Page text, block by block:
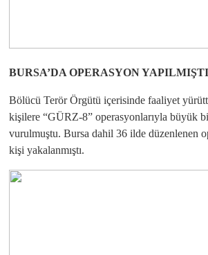
BURSA’DA OPERASYON YAPILMIŞTI
Bölücü Terör Örgütü içerisinde faaliyet
kişilere “GÜRZ-8” operasyonlarıyla büyük
vurulmuştu. Bursa dahil 36 ilde düzenlenen
kişi yakalanmıştı.